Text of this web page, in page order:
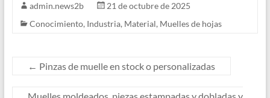
admin.news2b
21 de octubre de 2025
Conocimiento, Industria, Material, Muelles de hojas
← Pinzas de muelle en stock o personalizadas